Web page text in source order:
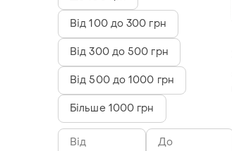
Від 100 до 300 грн
Від 300 до 500 грн
Від 500 до 1000 грн
Більше 1000 грн